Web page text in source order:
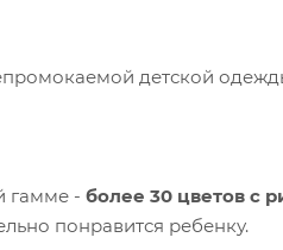
детской
гамме - более 30 цветов с
понравится ребенку.